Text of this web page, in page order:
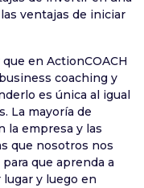
ventajas de iniciar
en ActionCOACH
coaching y
es única al igual
La mayoría de
la empresa y las
que nosotros nos
que aprenda a
y luego en